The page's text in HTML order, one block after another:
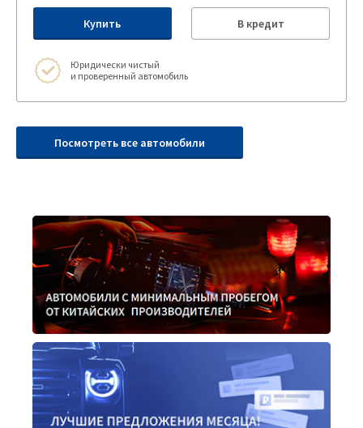
Купить В кредит
Юридически чистый
и проверенный автомобиль
Посмотреть все автомобили